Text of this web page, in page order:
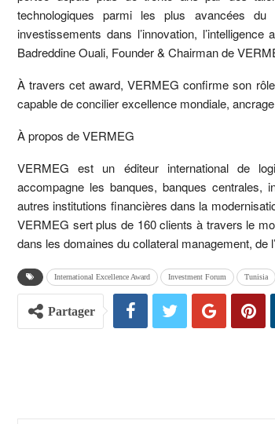
technologiques parmi les plus avancées
investissements dans l’innovation,
Badreddine Ouali, Founder & Chairman de
À travers cet award, VERMEG confirme son
capable de concilier excellence mondiale,
À propos de VERMEG
VERMEG est un éditeur international de
accompagne les banques, banques centrales,
autres institutions financières dans la
VERMEG sert plus de 160 clients à travers le
dans les domaines du collateral management, de
International Excellence Award Investment Forum Tunisia
Partager